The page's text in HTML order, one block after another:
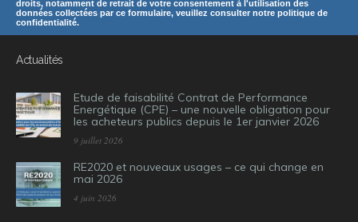
droits, notamment de retrait de votre consentement à l'utilisation des
données collectées par ce formulaire, veuillez consulter notre politique de
confidentialité.
Actualités
Etude de faisabilité Contrat de Performance
Energétique (CPE) – une nouvelle obligation pour
les acheteurs publics depuis le 1er janvier 2026
9 juillet 2026
RE2020 et nouveaux usages – ce qui change en
mai 2026
4 juin 2026